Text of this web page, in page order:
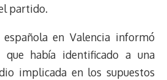
partido.
en Valencia informó
había identificado a una
implicada en los supuestos